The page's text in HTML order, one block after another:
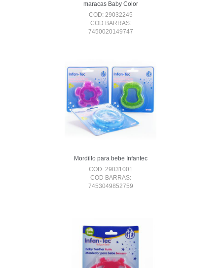
maracas Baby Color
COD: 29032245
COD BARRAS:
7450020149747
Mordillo para bebe Infantec
COD: 29031001
COD BARRAS:
7453049852759